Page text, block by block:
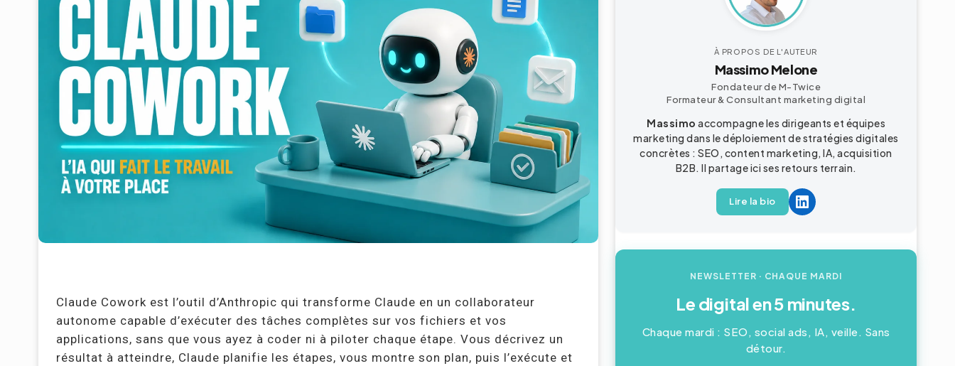
Claude Cowork est l’outil d’Anthropic qui transforme Claude en un collaborateur
autonome capable d’exécuter des tâches complètes sur vos fichiers et vos
applications, sans que vous ayez à coder ni à piloter chaque étape. Vous décrivez un
résultat à atteindre, Claude planifie les étapes, vous montre son plan, puis l’exécute et
À PROPOS DE L'AUTEUR
Massimo Melone
Fondateur de M-Twice
Formateur & Consultant marketing digital
Massimo accompagne les dirigeants et équipes
marketing dans le déploiement de stratégies digitales
concrètes : SEO, content marketing, IA, acquisition
B2B. Il partage ici ses retours terrain.
Lire la bio
NEWSLETTER · CHAQUE MARDI
Le digital en 5 minutes.
Chaque mardi : SEO, social ads, IA, veille. Sans
détour.